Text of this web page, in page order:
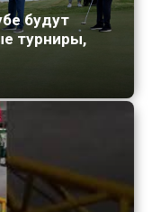
будут
турниры,